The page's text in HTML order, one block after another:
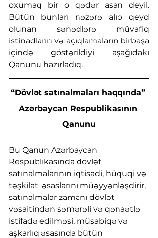
oxumaq bir o qədər asan deyil.
Bütün bunları nəzərə alıb qeyd
olunan sənədlərə müvafiq
istinadların və açıqlamaların birbaşa
içində göstərildiyi aşağıdakı
Qanunu hazırladıq.
“Dövlət satınalmaları haqqında”
Azərbaycan Respublikasının
Qanunu
Bu Qanun Azərbaycan
Respublikasında dövlət
satınalmalarının iqtisadi, hüquqi və
təşkilati əsaslarını müəyyənləşdirir,
satınalmalar zamanı dövlət
vəsaitindən səmərəli və qənaətlə
istifadə edilməsi, müsabiqə və
aşkarlıq əsasında bütün